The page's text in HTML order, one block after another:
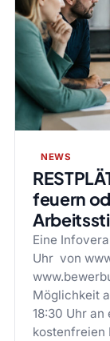
NEWS
feuern
Eine
Uhr von
Möglichkeit
18:30 Uhr